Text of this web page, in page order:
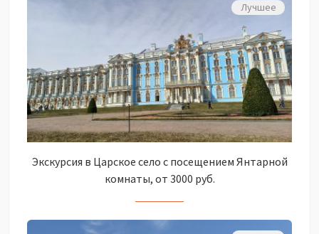
Лучшее
Экскурсия в Царское село с посещением Янтарной
комнаты, от 3000 руб.